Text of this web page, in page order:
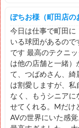
ぽちお様（町田店の
今日は仕事で町田に
いる球団があるので
です 最高のテクニ
は他の店舗と一緒）
て、つばめさん、綺
は割愛しますが、
なく、もうシニアに
せてくれる。Mだけ
AVの世界にいた感